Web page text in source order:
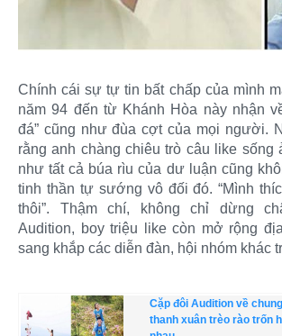
Chính cái sự tự tin bất chấp của mình
năm 94 đến từ Khánh Hòa này nhận
đá” cũng như đùa cợt của mọi người.
rằng anh chàng chiêu trò câu like sống
như tất cả búa rìu của dư luận cũng
tinh thần tự sướng vô đối đó. “Mình
thôi”. Thậm chí, không chỉ dừng
Audition, boy triệu like còn mở rộng
sang khắp các diễn đàn, hội nhóm khác
Cặp đôi Audition về
thanh xuân trèo rào trốn